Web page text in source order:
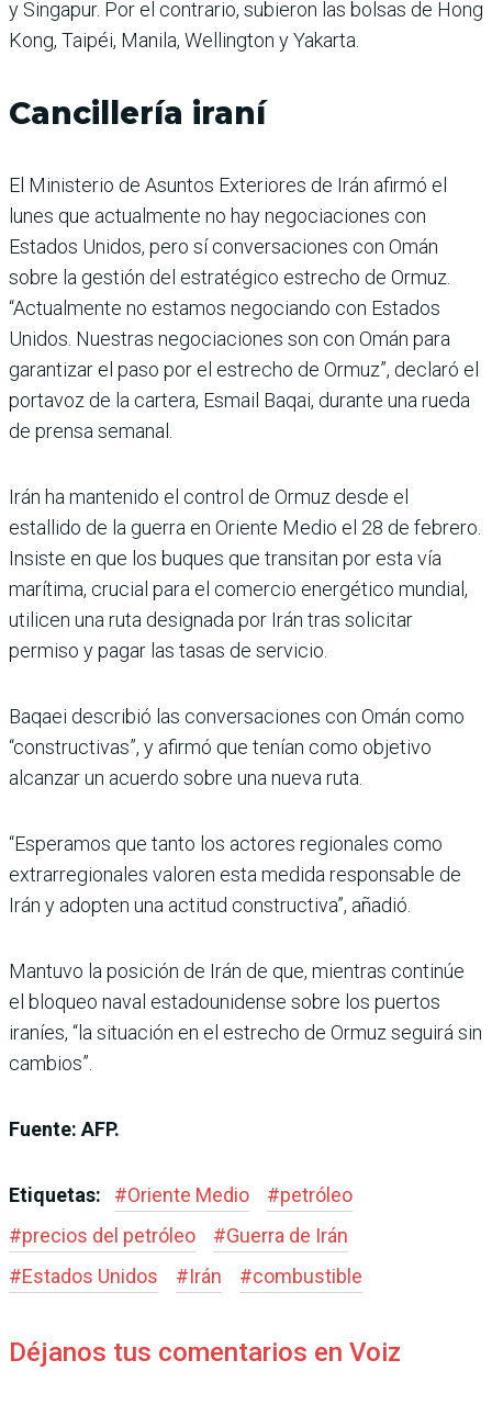
y Singapur. Por el contrario, subieron las bolsas de Hong
Kong, Taipéi, Manila, Wellington y Yakarta.
Cancillería iraní
El Ministerio de Asuntos Exteriores de Irán afirmó el
lunes que actualmente no hay negociaciones con
Estados Unidos, pero sí conversaciones con Omán
sobre la gestión del estratégico estrecho de Ormuz.
“Actualmente no estamos negociando con Estados
Unidos. Nuestras negociaciones son con Omán para
garantizar el paso por el estrecho de Ormuz”, declaró el
portavoz de la cartera, Esmail Baqai, durante una rueda
de prensa semanal.
Irán ha mantenido el control de Ormuz desde el
estallido de la guerra en Oriente Medio el 28 de febrero.
Insiste en que los buques que transitan por esta vía
marítima, crucial para el comercio energético mundial,
utilicen una ruta designada por Irán tras solicitar
permiso y pagar las tasas de servicio.
Baqaei describió las conversaciones con Omán como
“constructivas”, y afirmó que tenían como objetivo
alcanzar un acuerdo sobre una nueva ruta.
“Esperamos que tanto los actores regionales como
extrarregionales valoren esta medida responsable de
Irán y adopten una actitud constructiva”, añadió.
Mantuvo la posición de Irán de que, mientras continúe
el bloqueo naval estadounidense sobre los puertos
iraníes, “la situación en el estrecho de Ormuz seguirá sin
cambios”.
Fuente: AFP.
Etiquetas: #Oriente Medio #petróleo
#precios del petróleo #Guerra de Irán
#Estados Unidos #Irán #combustible
Déjanos tus comentarios en Voiz